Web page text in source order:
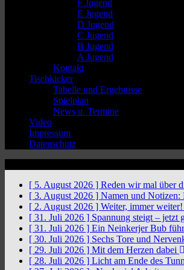
F Jugend
E Jugend
D Jugend
C Jugend
B Jugend
A Jugend
Kontakt
Tischkicker
Tabelle und Ergebnisse
Spielplan
News u. Termine
Video
Impressum
Datenschutz
[ 5. August 2026 ] Reden wir mal über
[ 3. August 2026 ] Namen und Notizen:
[ 2. August 2026 ] Weiter, immer weiter!
[ 31. Juli 2026 ] Spannung steigt – jetzt
[ 31. Juli 2026 ] Ein Neinkerjer Bub
[ 30. Juli 2026 ] Sechs Tore und
[ 29. Juli 2026 ] Mit dem Herzen dabei
[ 28. Juli 2026 ] Licht am Ende des